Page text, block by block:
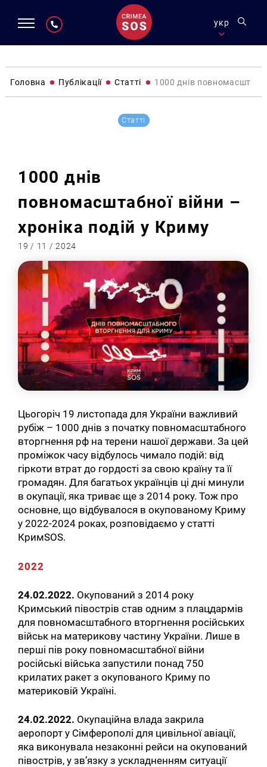
укр
Головна Публікації Статті 1000 днів
Статті
1000 днів
повномасштабної війни –
хроніка подій у Криму
19 / 11 / 2024
Цьогоріч 19 листопада для України важливий
рубіж – 1000 днів з початку повномасштабного
вторгнення рф на терени нашої держави. За цей
проміжок часу відбулось чимало подій: від
гіркоти втрат до гордості за свою країну та її
громадян. Для багатьох українців ці дні минули
в окупації, яка триває ще з 2014 року. Тож про
основне, що відбувалося в окупованому Криму
у 2022-2024 роках, розповідаємо у статті
КримSOS.
2022
24.02.2022. Окупований з 2014 року
Кримський півострів став одним з плацдармів
для повномасштабного вторгнення російських
військ на материкову частину України. Лише в
перші пів року повномасштабної війни
російські війська запустили понад 750
крилатих ракет з окупованого Криму по
материковій Україні.
24.02.2022. Окупаційна влада закрила
аеропорт у Сімферополі для цивільної авіації,
яка виконувала незаконні рейси на окупований
півострів, у зв’язку з ускладненням ситуації